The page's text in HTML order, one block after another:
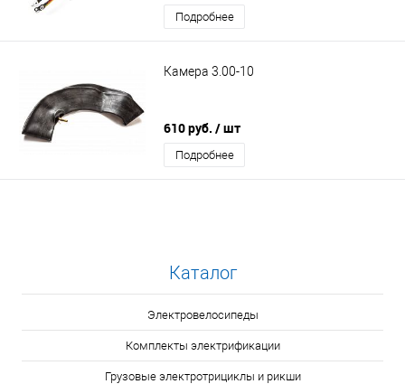
Подробнее
Камера 3.00-10
610 руб. / шт
Подробнее
Каталог
Электровелосипеды
Комплекты электрификации
Грузовые электротрициклы и рикши